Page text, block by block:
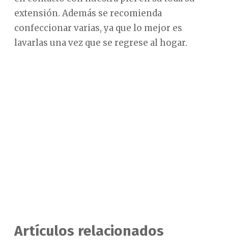
extensión. Además se recomienda
confeccionar varias, ya que lo mejor es
lavarlas una vez que se regrese al hogar.
Artículos relacionados